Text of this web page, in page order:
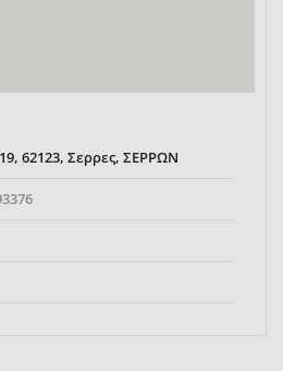
62123, Σερρες, ΣΕΡΡΩΝ